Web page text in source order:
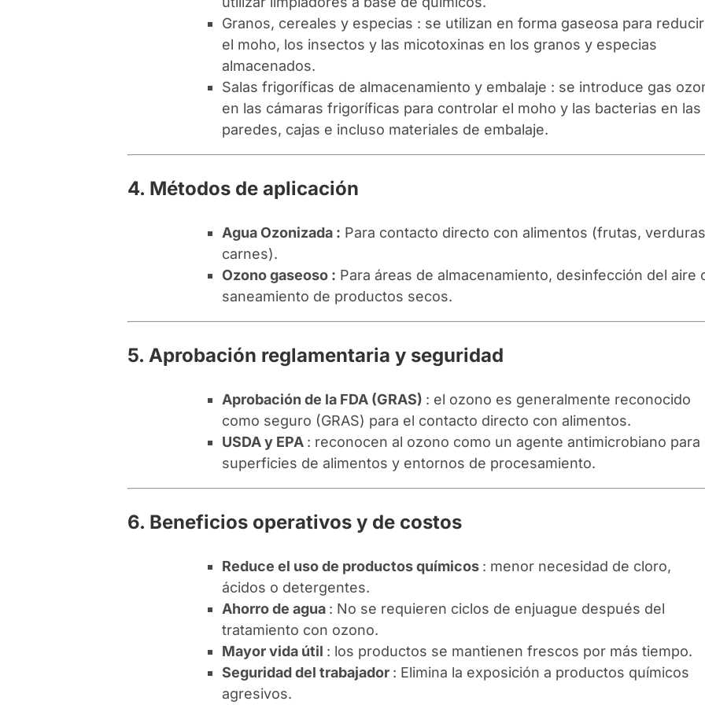
Granos, cereales y especias : se utilizan en forma gaseosa para reducir
el moho, los insectos y las micotoxinas en los granos y especias
almacenados.
Salas frigoríficas de almacenamiento y embalaje : se introduce gas
en las cámaras frigoríficas para controlar el moho y las bacterias en las
paredes, cajas e incluso materiales de embalaje.
4. Métodos de aplicación
Agua Ozonizada : Para contacto directo con alimentos (frutas,
carnes).
Ozono gaseoso : Para áreas de almacenamiento, desinfección del aire
saneamiento de productos secos.
5. Aprobación reglamentaria y seguridad
Aprobación de la FDA (GRAS) : el ozono es generalmente reconocido
como seguro (GRAS) para el contacto directo con alimentos.
USDA y EPA : reconocen al ozono como un agente antimicrobiano para
superficies de alimentos y entornos de procesamiento.
6. Beneficios operativos y de costos
Reduce el uso de productos químicos : menor necesidad de cloro,
ácidos o detergentes.
Ahorro de agua : No se requieren ciclos de enjuague después del
tratamiento con ozono.
Mayor vida útil : los productos se mantienen frescos por más tiempo.
Seguridad del trabajador : Elimina la exposición a productos químicos
agresivos.